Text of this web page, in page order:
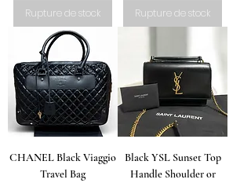
Rupture de stock Rupture de stock
CHANEL Black Viaggio
Travel Bag
Black YSL Sunset Top
Handle Shoulder or